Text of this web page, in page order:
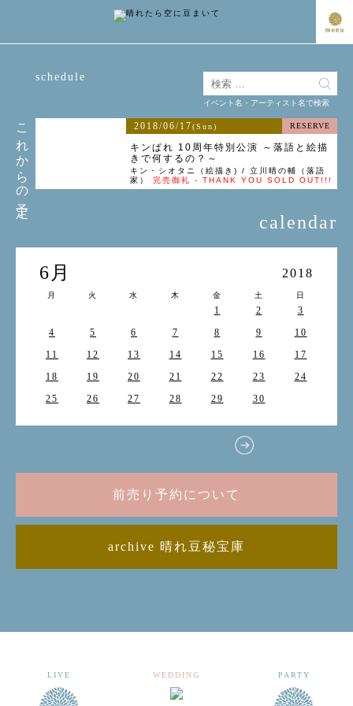
これからの予定
schedule
2018/06/17(Sun) RESERVE
キンぱれ 10周年特別公演 ～落語と絵描
きで何するの？～
キン・シオタニ（絵描き) / 立川晴の輔（落語
家） 完売御礼 - THANK YOU SOLD OUT!!!
calendar
6月 2018
月 火 水 木 金 土 日
1 2
3
4
5 6 7 8 9
10
11
12 13 14 15 16
17
18
19 20 21 22 23
24
25
26 27 28 29 30
イベント名・アーティスト名で検索
前売り予約について
archive 晴れ豆秘宝庫
LIVE WEDDING PARTY